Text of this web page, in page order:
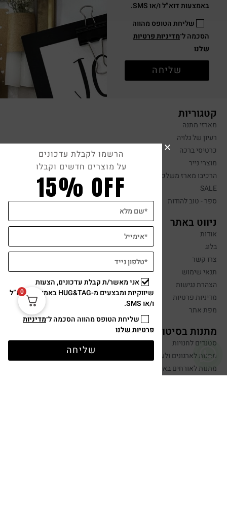
באמצעות דוא”ל ו/או SMS.
שליחת הטופס מהווה
הסכמה ל־מדיניות פרטיות
שלנו
שליחה
קטגוריות
מארזי מתנה
רעיון של גלויה
כרטיסי ברכה
מוצרי נייר
הרכיבו מארז משלכם
SALE
ספר - טוב להודות
ניווט באתר
אודות
בלוג
צרו קשר
תנאי שימוש
הצהרת נגישות
מדיניות פרטיות
מפת אתר
מתנות בסיטונאות
סטנדים לחנויות
מתנות לארגונים ולעובדים
מתנות לאורחים באירועים
יצירת קשר
0
הרשמו לקבלת עדכונים
על מוצרים חדשים וקבלו
15% OFF
אני מאשר/ת קבלת עדכונים, הצעות
שיווקיות ומבצעים מ-HUG&TAG באמצעות דוא”ל
ו/או SMS.
שליחת הטופס מהווה הסכמה ל־מדיניות
פרטיות שלנו
שליחה